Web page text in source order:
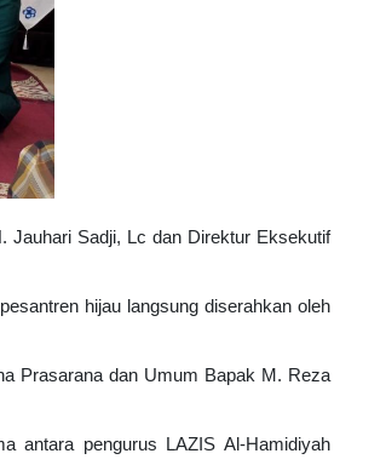
Jauhari Sadji, Lc dan Direktur Eksekutif
hijau langsung diserahkan oleh
Prasarana dan Umum Bapak M. Reza
antara pengurus LAZIS Al-Hamidiyah